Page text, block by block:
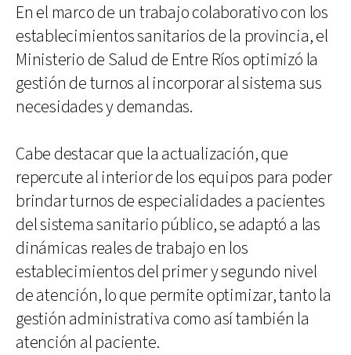
En el marco de un trabajo colaborativo con los
establecimientos sanitarios de la provincia, el
Ministerio de Salud de Entre Ríos optimizó la
gestión de turnos al incorporar al sistema sus
necesidades y demandas.
Cabe destacar que la actualización, que
repercute al interior de los equipos para poder
brindar turnos de especialidades a pacientes
del sistema sanitario público, se adaptó a las
dinámicas reales de trabajo en los
establecimientos del primer y segundo nivel
de atención, lo que permite optimizar, tanto la
gestión administrativa como así también la
atención al paciente.